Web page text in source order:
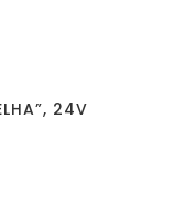
24V